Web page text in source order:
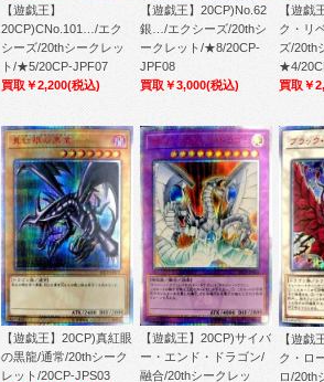
【遊戯王】
20CP)CNo.101…/エク
シーズ/20thシークレッ
ト/★5/20CP-JPF07
買取￥2,200(税込)
【遊戯王】20CP)No.62
銀…/エクシーズ/20thシ
ークレット/★8/20CP-
JPF08
買取￥3,000(税込)
【遊戯
ク・リ
ズ/20th
★4/
買取￥
【遊戯王】20CP)真紅眼
の黒龍/通常/20thシーク
レット/20CP-JPS03
【遊戯王】20CP)サイバ
ー・エンド・ドラゴン/
融合/20thシークレッ
【遊戯
ク・ロ
ロ/20th